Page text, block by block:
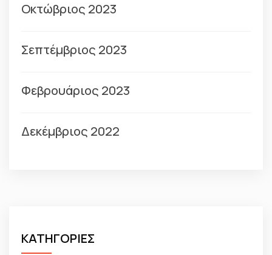
Οκτώβριος 2023
Σεπτέμβριος 2023
Φεβρουάριος 2023
Δεκέμβριος 2022
ΚΑΤΗΓΟΡΙΕΣ